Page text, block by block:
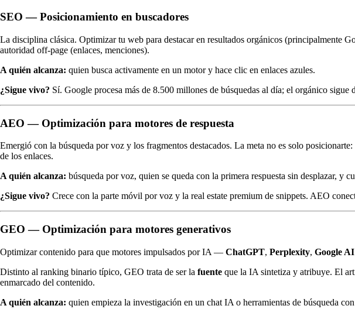
SEO — Posicionamiento en buscadores
La disciplina clásica. Optimizar tu web para destacar en resultados orgánicos (principalmente
autoridad off-page (enlaces, menciones).
A quién alcanza: quien busca activamente en un motor y hace clic en enlaces azules.
¿Sigue vivo? Sí. Google procesa más de 8.500 millones de búsquedas al día; el orgánico
AEO — Optimización para motores de respuesta
Emergió con la búsqueda por voz y los fragmentos destacados. La meta no es solo posicionarte:
de los enlaces.
A quién alcanza: búsqueda por voz, quien se queda con la primera respuesta sin desplazar, y
¿Sigue vivo? Crece con la parte móvil por voz y la real estate premium de snippets. AEO
GEO — Optimización para motores generativos
Optimizar contenido para que motores impulsados por IA — ChatGPT, Perplexity, Google
Distinto al ranking binario típico, GEO trata de ser la fuente que la IA sintetiza y atribuye. El
enmarcado del contenido.
A quién alcanza: quien empieza la investigación en un chat IA o herramientas de búsqueda